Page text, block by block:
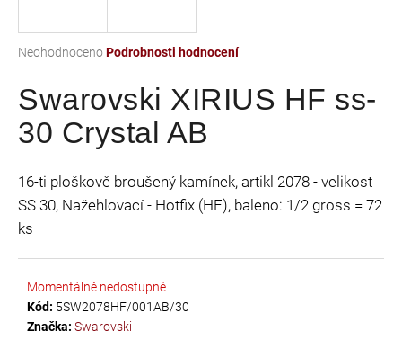
Průměrné
produktu
je
0,0
hvězdiček.
NeohodnocenoPodrobnosti hodnocení
Swarovski XIRIUS HF ss-
30 Crystal AB
16-ti ploškově broušený kamínek, artikl 2078 - velikost
SS 30, Nažehlovací - Hotfix (HF), baleno: 1/2 gross = 72
ks
Momentálně nedostupné
Kód: 5SW2078HF/001AB/30
Značka: Swarovski
j
t
?
HLEDAT
D
o
p